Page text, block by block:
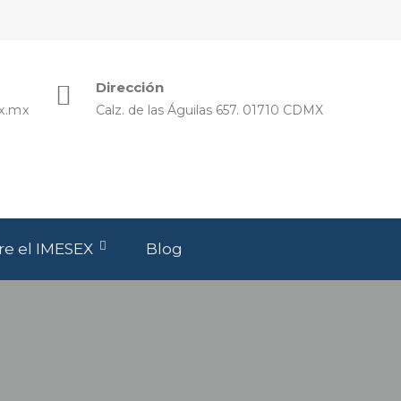
Dirección
Calz. de las Águilas 657. 01710 CDMX
el IMESEX Blog